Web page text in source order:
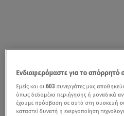
Ενδιαφερόμαστε για το απόρρητό
Εμείς και οι603 συνεργάτες μας
όπως δεδομένα περιήγησης ή μοναδικά
έχουμε πρόσβαση σε αυτά στη συσκευή
καταστεί δυνατή η ενεργοποίηση